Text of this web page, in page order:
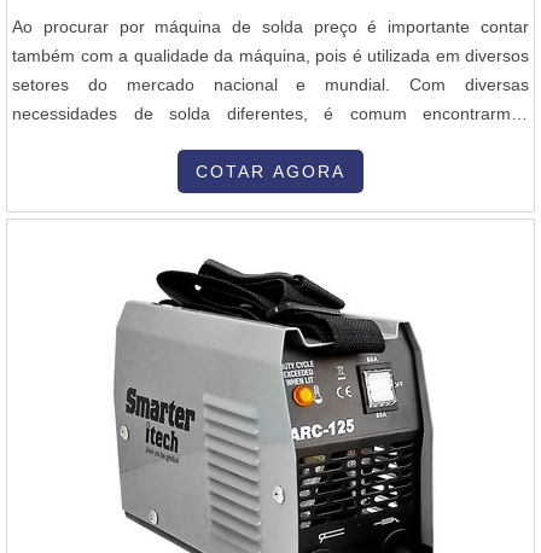
Ao procurar por máquina de solda preço é importante contar
também com a qualidade da máquina, pois é utilizada em diversos
setores do mercado nacional e mundial. Com diversas
necessidades de solda diferentes, é comum encontrarmos
justo e qualidade Dentre os modelos de máquinas de solda preço
mais conhecidos, dois tipos se destacam por sua grande
COTAR AGORA